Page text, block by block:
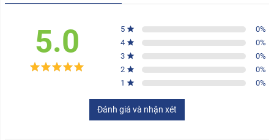
5.0 5 0%
4
0%
3
0%
2
0%
1
0%
Đánh giá và nhận xét